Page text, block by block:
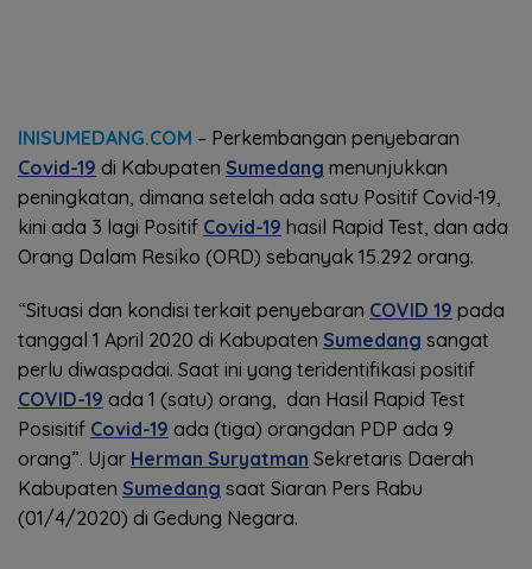
INISUMEDANG.COM – Perkembangan penyebaran
Covid-19 di Kabupaten Sumedang menunjukkan
peningkatan, dimana setelah ada satu Positif Covid-19,
kini ada 3 lagi Positif Covid-19 hasil Rapid Test, dan ada
Orang Dalam Resiko (ORD) sebanyak 15.292 orang.
“Situasi dan kondisi terkait penyebaran COVID 19 pada
tanggal 1 April 2020 di Kabupaten Sumedang sangat
perlu diwaspadai. Saat ini yang teridentifikasi positif
COVID-19 ada 1 (satu) orang, dan Hasil Rapid Test
Posisitif Covid-19 ada (tiga) orangdan PDP ada 9
orang”. Ujar Herman Suryatman Sekretaris Daerah
Kabupaten Sumedang saat Siaran Pers Rabu
(01/4/2020) di Gedung Negara.